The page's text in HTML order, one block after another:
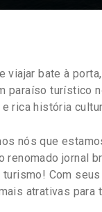
viajar bate à
paraíso turístico
rica história
nós que
renomado jornal
turismo! Com
atrativas para